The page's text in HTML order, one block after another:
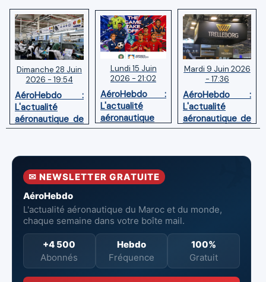
Dimanche 28 Juin
2026 - 19:54
AéroHebdo :
L'actualité
aéronautique de
la semaine
Lundi 15 Juin
2026 - 21:02
AéroHebdo :
L'actualité
aéronautique
de la semaine
Mardi 9 Juin 2026
- 17:36
AéroHebdo :
L'actualité
aéronautique de
la semaine
✉ NEWSLETTER GRATUITE
AéroHebdo
L'actualité aéronautique du Maroc et du monde,
chaque semaine dans votre boîte mail.
+4 500
Abonnés
Hebdo
Fréquence
100%
Gratuit